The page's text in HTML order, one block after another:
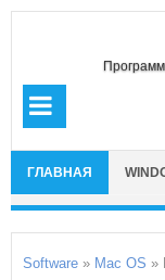
ГЛАВНАЯ
Software » Mac OS »